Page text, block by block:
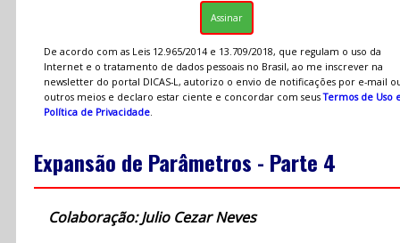
De acordo com as Leis 12.965/2014 e 13.709/2018, que regulam o uso da
Internet e o tratamento de dados pessoais no Brasil, ao me inscrever na
newsletter do portal DICAS-L, autorizo o envio de notificações por e-mail
outros meios e declaro estar ciente e concordar com seusTermos de Uso
Política de Privacidade.
Expansão de Parâmetros - Parte 4
Colaboração: Julio Cezar Neves